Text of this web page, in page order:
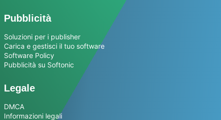
Pubblicità
Soluzioni per i publisher
Carica e gestisci il tuo software
Software Policy
Pubblicità su Softonic
Legale
DMCA
Informazioni legali